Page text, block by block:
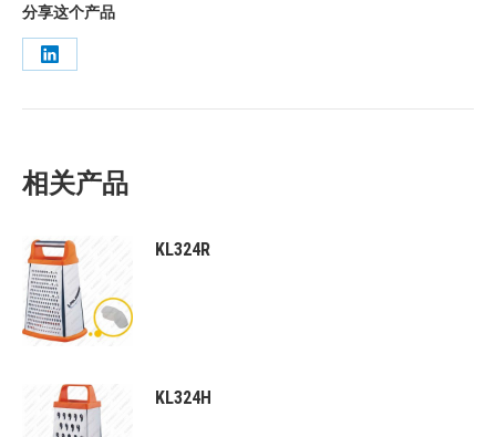
分享这个产品
Share
相关产品
KL324R
KL324H